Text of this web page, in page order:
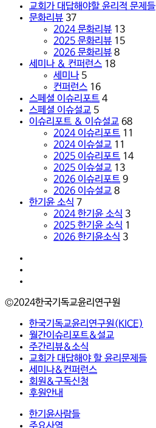
10:1- 교회가 대답해야할 윤리적 문제들
문화리뷰 37
2024 문화리뷰 13
2025 문화리뷰 15
2026 문화리뷰 8
세미나 & 컨퍼런스 18
세미나 5
컨퍼런스 16
스페셜 이슈리포트 4
스페셜 이슈설교 5
이슈리포트 & 이슈설교 68
2024 이슈리포트 11
2024 이슈설교 11
2025 이슈리포트 14
2025 이슈설교 13
2026 이슈리포트 9
2026 이슈설교 8
한기윤 소식 7
2024 한기윤 소식 3
2025 한기윤 소식 1
2026 한기윤소식 3
©2024한국기독교윤리연구원
Close
Menu
한국기독교윤리연구원(KICE)
월간이슈리포트&설교
주간리뷰&소식
교회가 대답해야 할 윤리문제들
세미나&컨퍼런스
회원&구독신청
후원안내
한기윤사람들